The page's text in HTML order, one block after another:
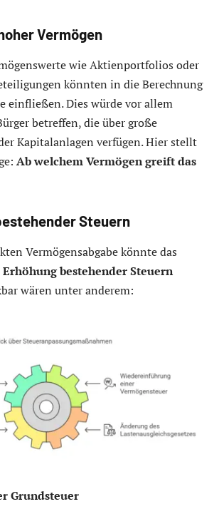
Vermögen
wie Aktienportfolios oder
könnten in die Berechnung
einfließen. Dies würde vor allem
betreffen, die über große
Kapitalanlagen verfügen. Hier stellt
Ab welchem Vermögen greift das
Steuern
Vermögensabgabe könnte das
Erhöhung bestehender Steuern
wären unter anderem:
Grundsteuer